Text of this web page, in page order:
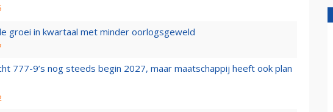
groei in kwartaal met minder oorlogsgeweld
777-9’s nog steeds begin 2027, maar maatschappij heeft ook plan